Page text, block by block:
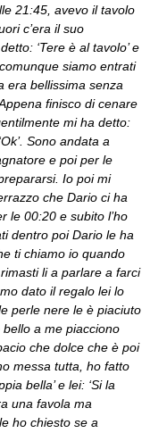
21:45, avevo il tavolo
c’era il suo
‘Tere è al tavolo’ e
siamo entrati
era bellissima senza
finisco di cenare
mi ha detto:
Sono andata a
e poi per le
Io poi mi
che Dario ci ha
le 00:20 e subito l’ho
dentro poi Dario le ha
ti chiamo io quando
li a parlare a farci
dato il regalo lei lo
perle nere le è piaciuto
a me piacciono
che dolce che è poi
messa tutta, ho fatto
bella’ e lei: ‘Si la
una favola ma
ho chiesto se a